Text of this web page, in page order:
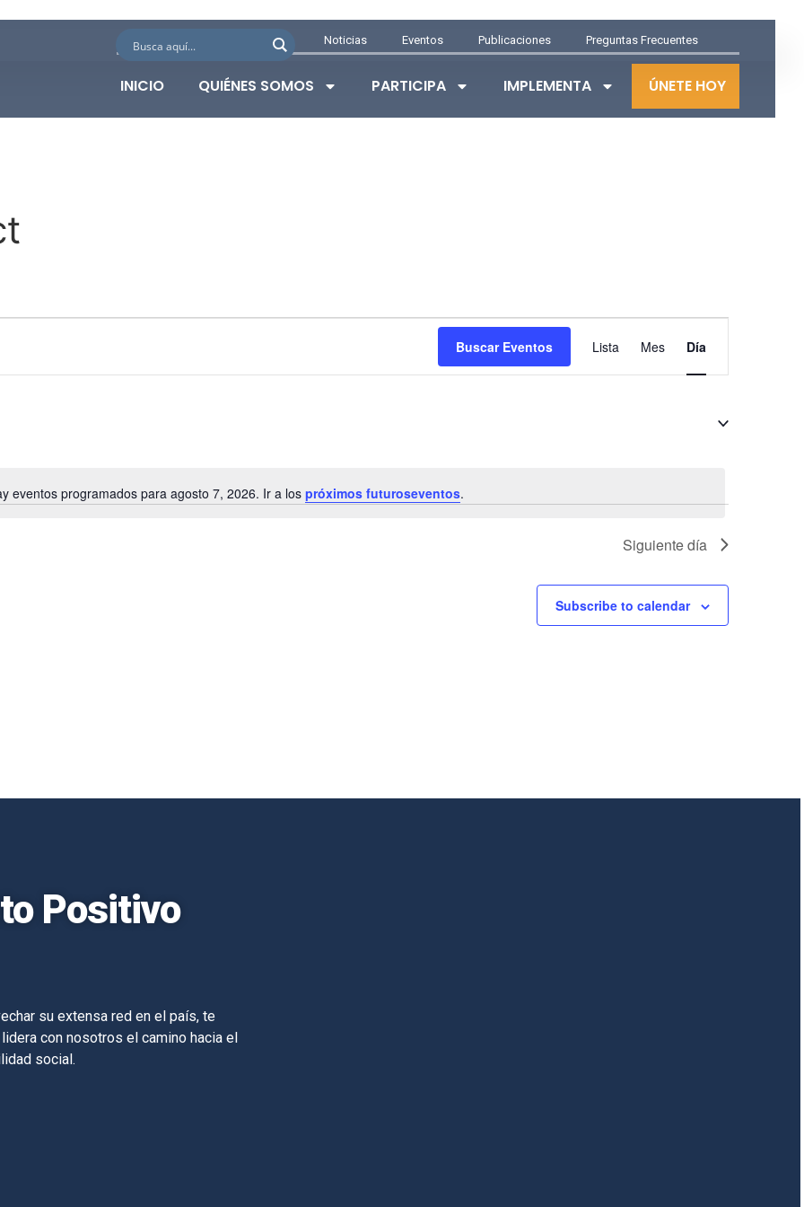
Noticias Eventos Publicaciones Preguntas Frecuentes
INICIO QUIÉNES SOMOS PARTICIPA IMPLEMENTA ÚNETE HOY
Notice
eventos programados para agosto 7, 2026. Ir a los próximos futuroseventos.
Buscar Eventos Lista Mes Día
Siguiente día
Subscribe to calendar
Positivo
su extensa red en el país, te
con nosotros el camino hacia el
social.